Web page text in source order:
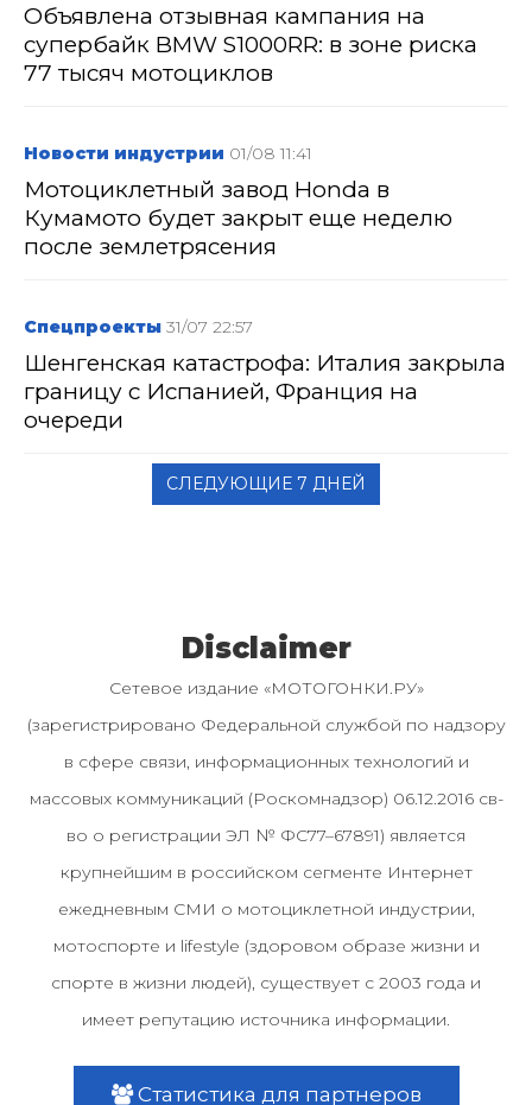
Объявлена отзывная кампания на
супербайк BMW S1000RR: в зоне риска
77 тысяч мотоциклов
Новости индустрии 01/08 11:41
Мотоциклетный завод Honda в
Кумамото будет закрыт еще неделю
после землетрясения
Спецпроекты 31/07 22:57
Шенгенская катастрофа: Италия закрыла
границу с Испанией, Франция на
очереди
СЛЕДУЮЩИЕ 7 ДНЕЙ
Disclaimer
Сетевое издание «МОТОГОНКИ.РУ»
(зарегистрировано Федеральной службой по надзору
в сфере связи, информационных технологий и
массовых коммуникаций (Роскомнадзор) 06.12.2016 св-
во о регистрации ЭЛ № ФС77–67891) является
крупнейшим в российском сегменте Интернет
ежедневным СМИ о мотоциклетной индустрии,
мотоспорте и lifestyle (здоровом образе жизни и
спорте в жизни людей), существует с 2003 года и
имеет репутацию источника информации.
Статистика для партнеров